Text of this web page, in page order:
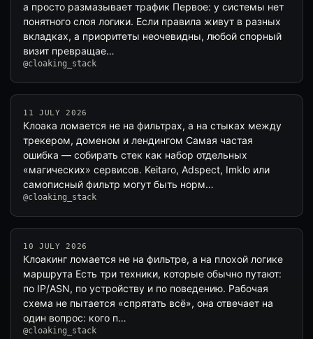
а просто размазывает трафик Первое: у системы нет
понятного слоя логики. Если правила живут в разных
вкладках, а приоритеты неочевидны, любой спорный
визит превращае…
@cloaking_stack
11 JULY 2026
Клоака ломается не на фильтрах, а на стыках между
трекером, доменом и лендингом Самая частая
ошибка — собирать стек как набор отдельных
«магических» сервисов. Keitaro, Adspect, Imklo или
самописный фильтр могут быть норм…
@cloaking_stack
10 JULY 2026
Клоакинг ломается не на фильтре, а на плохой логике
маршрута Есть три техники, которые обычно путают:
по IP/ASN, по устройству и по поведению. Рабочая
схема не пытается «спрятать всё», она отвечает на
один вопрос: кого п…
@cloaking_stack